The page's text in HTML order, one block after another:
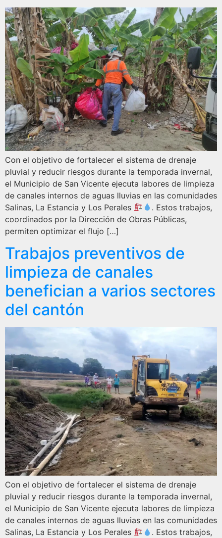
Con el objetivo de fortalecer el sistema de drenaje
pluvial y reducir riesgos durante la temporada invernal,
el Municipio de San Vicente ejecuta labores de limpieza
de canales internos de aguas lluvias en las comunidades
Salinas, La Estancia y Los Perales
. Estos trabajos,
coordinados por la Dirección de Obras Públicas,
permiten optimizar el flujo […]
Trabajos preventivos de
limpieza de canales
benefician a varios sectores
del cantón
Con el objetivo de fortalecer el sistema de drenaje
pluvial y reducir riesgos durante la temporada invernal,
el Municipio de San Vicente ejecuta labores de limpieza
de canales internos de aguas lluvias en las comunidades
Salinas, La Estancia y Los Perales
. Estos trabajos,